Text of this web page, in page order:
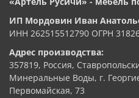
ИП Мордовин Иван
ИНН 262515512790 ОГРН
Адрес производства:
357819, Россия,
Минеральные Воды, г.
Первомайская, 73